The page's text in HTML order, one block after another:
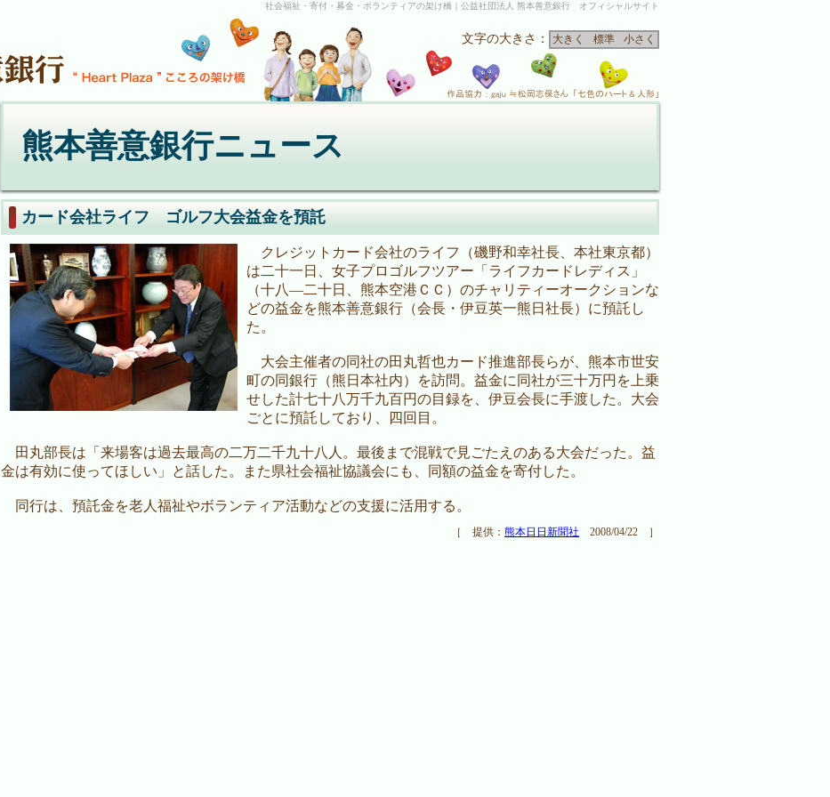
社会福祉・寄付・募金・ボランティアの架け橋｜公益社団法人 熊本善意銀行 オフィシャルサイト
文字の大きさ： 大きく 標準 小さく
熊本善意銀行ニュース
カード会社ライフ ゴルフ大会益金を預託
クレジットカード会社のライフ（磯野和幸社長、本社東京都）
は二十一日、女子プロゴルフツアー「ライフカードレディス」
（十八―二十日、熊本空港ＣＣ）のチャリティーオークションな
どの益金を熊本善意銀行（会長・伊豆英一熊日社長）に預託し
た。
大会主催者の同社の田丸哲也カード推進部長らが、熊本市世安
町の同銀行（熊日本社内）を訪問。益金に同社が三十万円を上乗
せした計七十八万千九百円の目録を、伊豆会長に手渡した。大会
ごとに預託しており、四回目。
田丸部長は「来場客は過去最高の二万二千九十八人。最後まで混戦で見ごたえのある大会だった。益
金は有効に使ってほしい」と話した。また県社会福祉協議会にも、同額の益金を寄付した。
同行は、預託金を老人福祉やボランティア活動などの支援に活用する。
［ 提供： 熊本日日新聞社 2008/04/22 ］